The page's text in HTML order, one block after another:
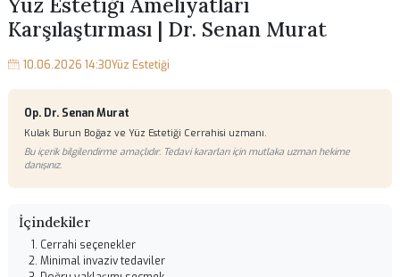
Yüz Estetiği Ameliyatları
Karşılaştırması | Dr. Senan Murat
10.06.2026 14:30